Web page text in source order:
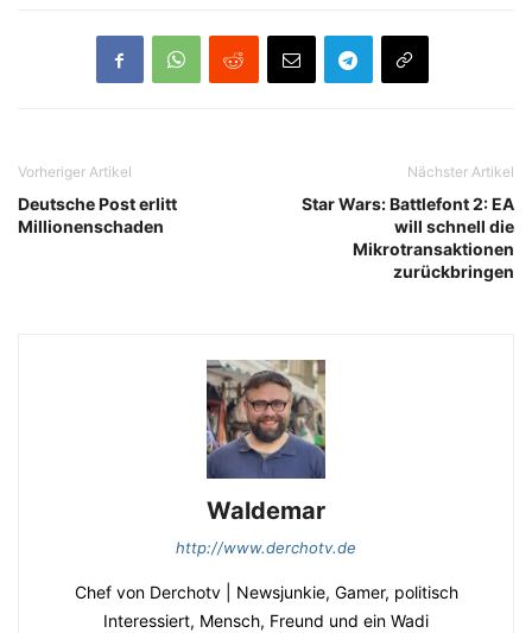
Vorheriger Artikel
Deutsche Post erlitt
Millionenschaden
Nächster Artikel
Star Wars: Battlefont 2: EA
will schnell die
Mikrotransaktionen
zurückbringen
Waldemar
http://www.derchotv.de
Chef von Derchotv | Newsjunkie, Gamer, politisch
Interessiert, Mensch, Freund und ein Wadi